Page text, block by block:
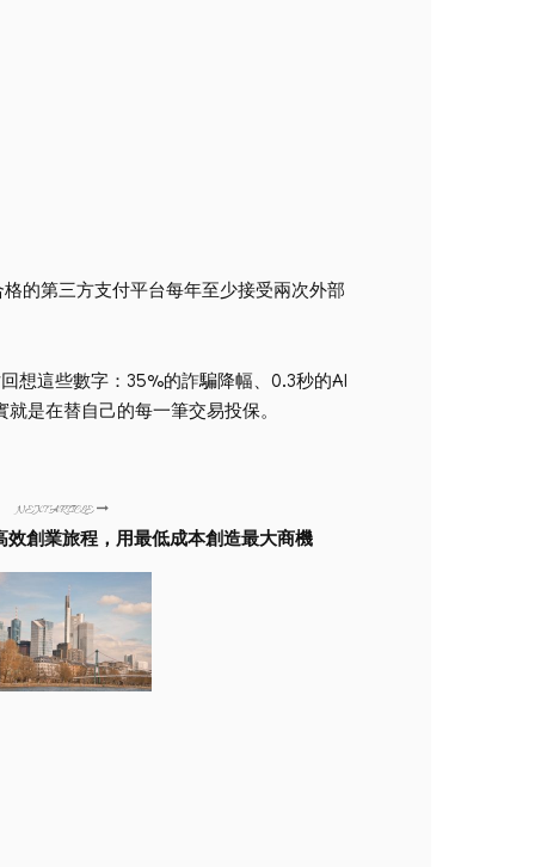
的第三方支付平台每年至少接受兩次外部
想這些數字：35%的詐騙降幅、0.3秒的AI
是在替自己的每一筆交易投保。
NEXT ARTICLE
創業旅程，用最低成本創造最大商機